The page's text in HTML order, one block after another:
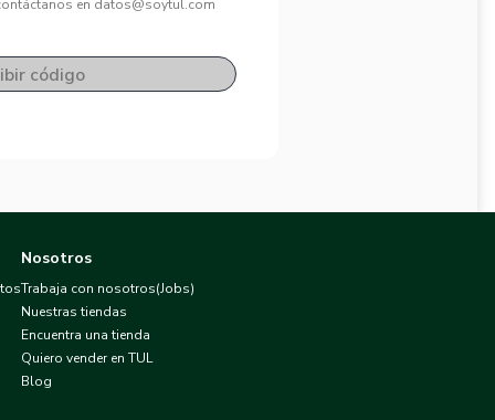
en datos@soytul.com
código
Nosotros
Trabaja con nosotros(Jobs)
Nuestras tiendas
Encuentra una tienda
Quiero vender en TUL
Blog